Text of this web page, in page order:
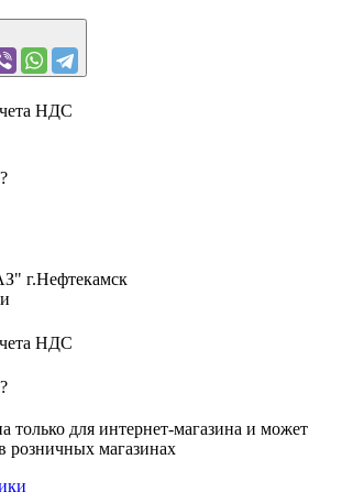
НДС
г.Нефтекамск
НДС
только для интернет-магазина и может
розничных магазинах